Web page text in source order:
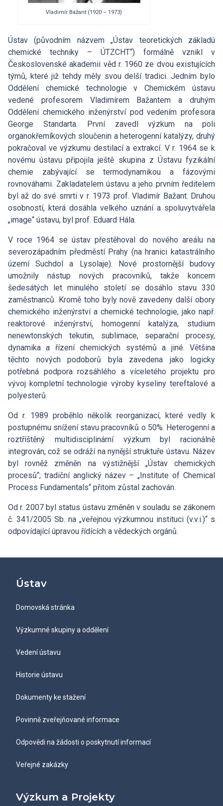
Vladimír Bažant (1920 – 1973)
Ústav (původním názvem „Ústav teoretických základú
chemické techniky – ÚTZCHT“) formálně vznikl v
Československé akademii věd r. 1960 ze dvou existujících
týmů, které již tehdy měly svou delší tradici. Jedním bylo
Oddělení chemické technologie v Chemickém ústavu
vedené profesorem Vladimírem Bažantem a druhým
Oddělení chemického inženýrství pod vedením profesora
George Standarta. První zavedl výzkum na poli
organokřemíkových sloučenin a heterogenní katalýzy, druhý
pokračoval ve výzkumu destilací a extrakcí. V r. 1964 se k
novému ústavu připojila ještě skupina z Ústavu fyzikální
chemie zabývající se termodynamikou a fázovými
rovnováhami. Zakladatelem ústavu a jeho prvním ředitelem
byl až do své smrti v r. 1973 prof. Vladimír Bažant. Druhou
osobností, která dosáhla velkého uznání a spoluvytvářela
„image“ ústavu, byl prof. Eduard Hála.
V roce 1964 se ústav přestěhoval do nového areálu na
severozápadním předměstí Prahy (na hranici katastrálního
území Suchdol a Lysolaje). Nové prostornější budovy
umožnily nástup nových pracovníků, takže koncem
šedesátých let minulého století se dosáhlo stavu 330
zaměstnanců. Kromě toho byly nově zavedeny další obory
chemického inženýrství a chemické technologie, jako např.
reaktorové inženýrství, homogenní katalýza, studium
nenewtonských tekutin, sublimace, separační procesy,
dynamika a řízení chemických systémů a jiné. Většina
těchto nových podoborů byla zavedena jako logicky
potřebná podpora rozsáhlého a víceletého projektu pro
vývoj kompletní technologie výroby kyseliny tereftalové a
polyesterů.
Od r. 1989 proběhlo několik reorganizací, které vedly k
postupnému snížení stavu pracovníků o 50%. Heterogenní a
roztříštěný multidisciplinární výzkum byl racionálně
integrován, což se odráží na nynější struktuře ústavu. Název
byl rovněž změněn na výstižnější „Ústav chemických
procesů“; tradiční anglický název – „Institute of Chemical
Process Fundamentals“ přitom zůstal zachován.
Od r. 2007 byl status ústavu změněn v souladu se zákonem
č. 341/2005 Sb. na „veřejnou výzkumnou instituci (v.v.i.)“ s
odpovídající úpravou řídících a vědeckých orgánů.
Ústav
Domovská stránka
Výzkumné skupiny a oddělení
Vedení ústavu
Historie ústavu
Dokumenty ke stažení
Povinně zveřejňované informace
Odpovědi na žádosti o poskytnutí informací
Veřejné zakázky
Výzkum a Projekty